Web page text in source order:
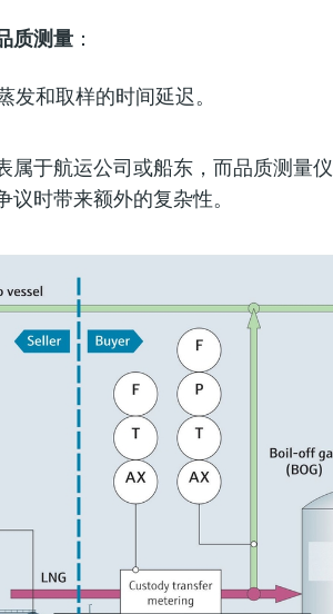
质测量 ：
发和取样的时间延迟。
属于航运公司或船东，而品质测量
时带来额外的复杂性。